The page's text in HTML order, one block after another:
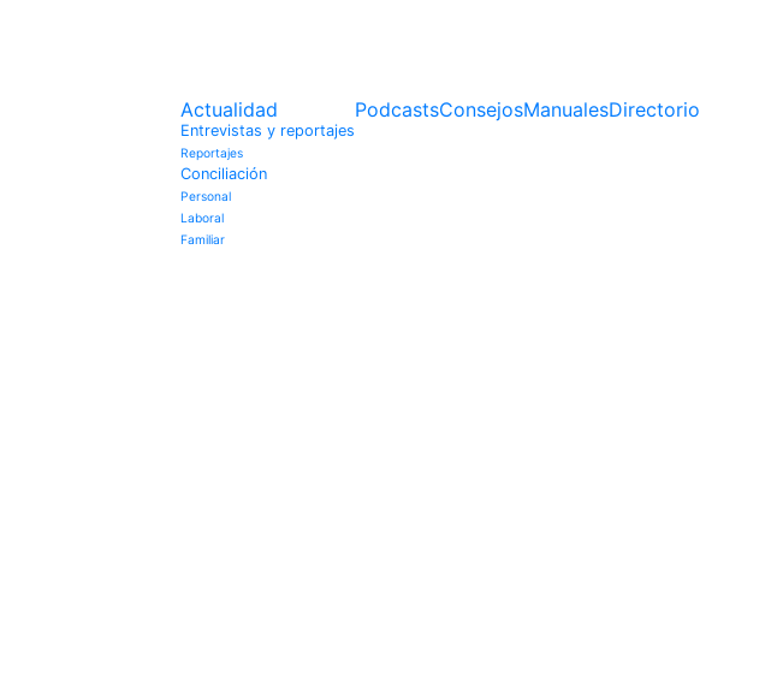
Actualidad
Entrevistas y reportajes
Reportajes
Conciliación
Personal
Laboral
Familiar
PodcastsConsejosManualesDirectorio